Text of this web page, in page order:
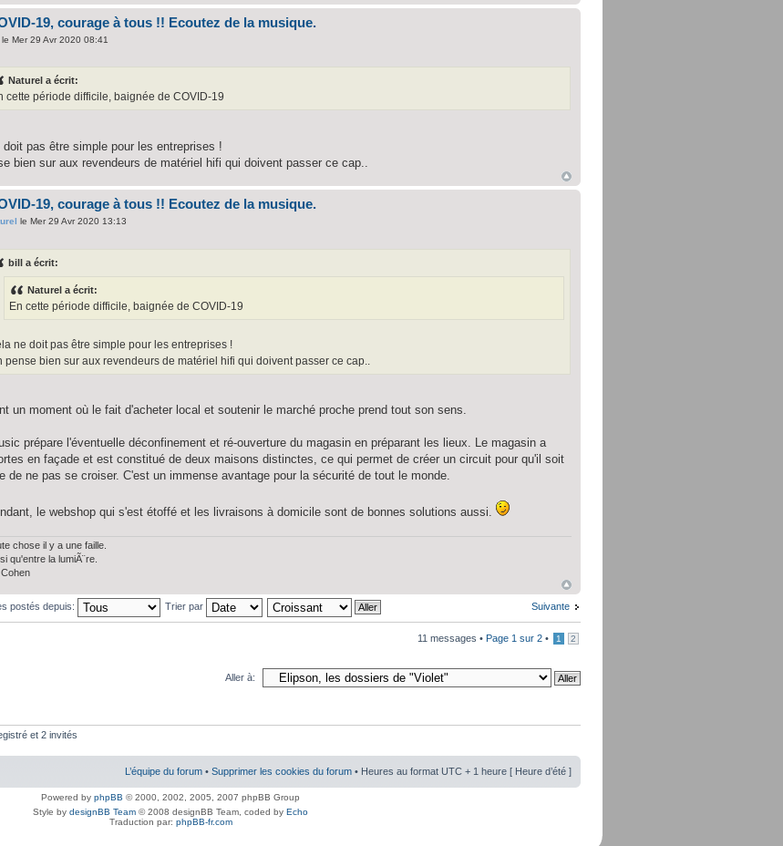
19, courage à tous !! Ecoutez de la musique.
le Mer 29 Avr 2020 08:41
Naturel a écrit:
cette période difficile, baignée de COVID-19
doit pas être simple pour les entreprises !
bien sur aux revendeurs de matériel hifi qui doivent passer ce cap..
19, courage à tous !! Ecoutez de la musique.
le Mer 29 Avr 2020 13:13
bill a écrit:
Naturel a écrit:
En cette période difficile, baignée de COVID-19
ne doit pas être simple pour les entreprises !
pense bien sur aux revendeurs de matériel hifi qui doivent passer ce cap..
un moment où le fait d'acheter local et soutenir le marché proche prend tout son sens.
prépare l'éventuelle déconfinement et ré-ouverture du magasin en préparant les lieux. Le magasin a
en façade et est constitué de deux maisons distinctes, ce qui permet de créer un circuit pour qu'il soit
de ne pas se croiser. C'est un immense avantage pour la sécurité de tout le monde.
le webshop qui s'est étoffé et les livraisons à domicile sont de bonnes solutions aussi.
chose il y a une faille.
qu'entre la lumiÃ¨re.
Suivante
postés depuis: Trier par
11 messages • Page 1 sur 2 • 1 2
Aller à:
et 2 invités
L’équipe du forum • Supprimer les cookies du forum • Heures au format UTC + 1 heure [ Heure d’été ]
Powered by phpBB © 2000, 2002, 2005, 2007 phpBB Group
Style by designBB Team © 2008 designBB Team, coded by Echo
Traduction par: phpBB-fr.com